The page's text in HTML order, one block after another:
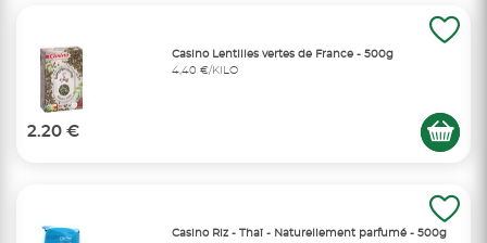
Casino Lentilles vertes de France - 500g
4,40 €/KILO
2.20 €
Casino Riz - Thaï - Naturellement parfumé - 500g